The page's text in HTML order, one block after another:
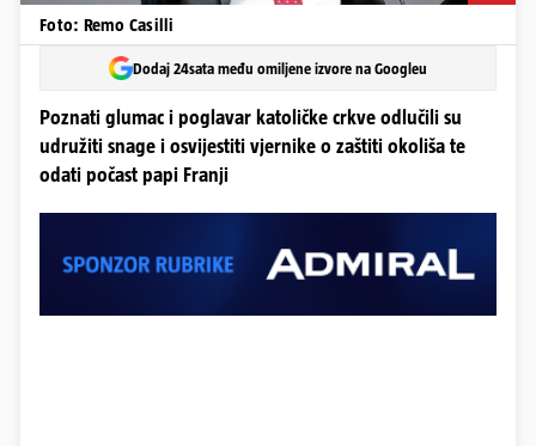
Foto: Remo Casilli
Dodaj 24sata među omiljene izvore na Googleu
Poznati glumac i poglavar katoličke crkve odlučili su
udružiti snage i osvijestiti vjernike o zaštiti okoliša te
odati počast papi Franji